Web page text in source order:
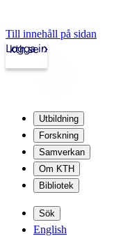
Till innehåll på sidan
kth.se
Logga in
Utbildning
Forskning
Samverkan
Om KTH
Bibliotek
Sök
English